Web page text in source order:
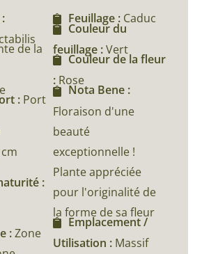
de la
: Port
:
:Zone
Feuillage : Caduc
Couleur du
feuillage :Vert
Couleur de la fleur
: Rose
Nota Bene :
Floraison d'une
beauté
exceptionnelle !
Plante appréciée
pour l'originalité de
la forme de sa fleur
Emplacement /
Utilisation : Massif